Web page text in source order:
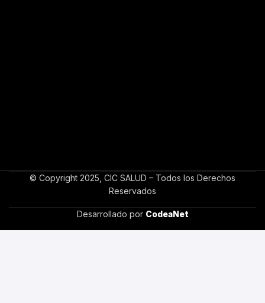
© Copyright 2025, CIC SALUD – Todos los Derechos
Reservados
Desarrollado por CodeaNet